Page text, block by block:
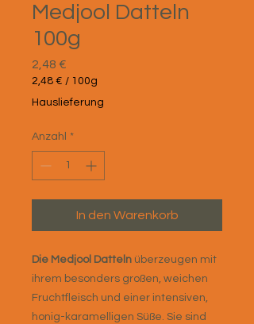
Medjool Datteln
100g
2,48 €
2,48 € / 100g
2,48 €
Gramm
Hauslieferung
Anzahl *
In den Warenkorb
Die Medjool Datteln überzeugen mit
ihrem besonders großen, weichen
Fruchtfleisch und einer intensiven,
honig-karamelligen Süße. Sie sind